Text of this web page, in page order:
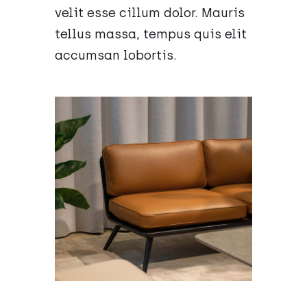
velit esse cillum dolor. Mauris
tellus massa, tempus quis elit
accumsan lobortis.